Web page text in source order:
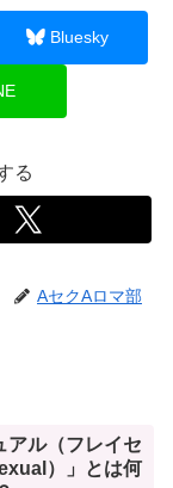
Bluesky
る
AセクAロマ部
アル（フレイセ
）」とは何